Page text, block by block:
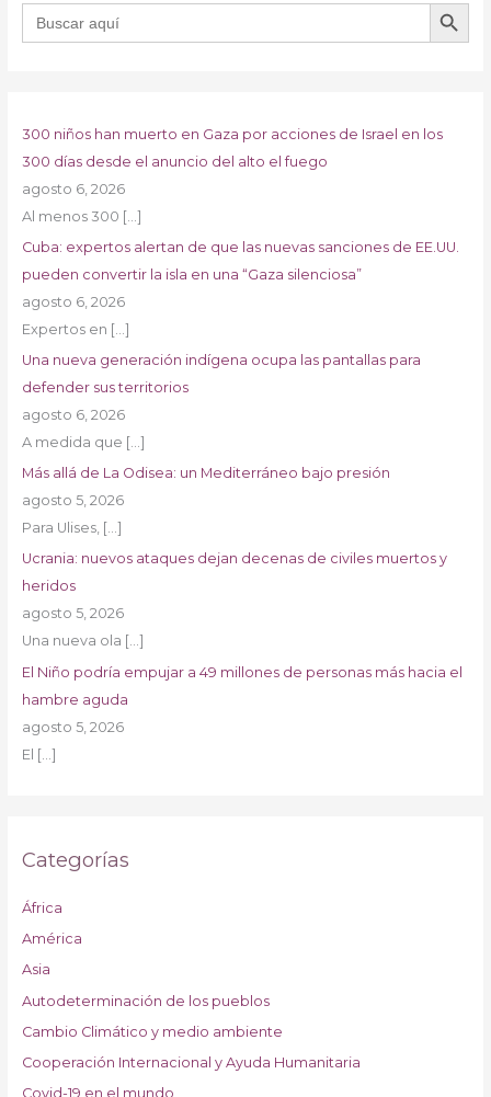
Buscar:
300 niños han muerto en Gaza por acciones de Israel en los
300 días desde el anuncio del alto el fuego
agosto 6, 2026
Al menos 300 […]
Cuba: expertos alertan de que las nuevas sanciones de EE.UU.
pueden convertir la isla en una “Gaza silenciosa”
agosto 6, 2026
Expertos en […]
Una nueva generación indígena ocupa las pantallas para
defender sus territorios
agosto 6, 2026
A medida que […]
Más allá de La Odisea: un Mediterráneo bajo presión
agosto 5, 2026
Para Ulises, […]
Ucrania: nuevos ataques dejan decenas de civiles muertos y
heridos
agosto 5, 2026
Una nueva ola […]
El Niño podría empujar a 49 millones de personas más hacia el
hambre aguda
agosto 5, 2026
El […]
Categorías
África
América
Asia
Autodeterminación de los pueblos
Cambio Climático y medio ambiente
Cooperación Internacional y Ayuda Humanitaria
Covid-19 en el mundo